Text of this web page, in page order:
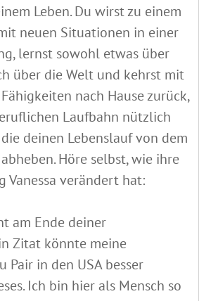
Leben. Du wirst zu einem
neuen Situationen in einer
lernst sowohl etwas über
über die Welt und kehrst mit
nach Hause zurück,
Laufbahn nützlich
deinen Lebenslauf von dem
Höre selbst, wie ihre
Vanessa verändert hat:
am Ende deiner
Zitat könnte meine
Pair in den USA besser
Ich bin hier als Mensch so